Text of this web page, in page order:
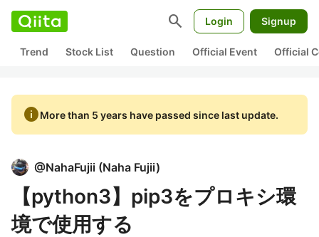
search Login Signup
Trend Stock List Question Official Event Official
infoMore than 5 years have passed since last update.
@NahaFujii (Naha Fujii)
【python3】pip3をプロキシ環
境で使用する